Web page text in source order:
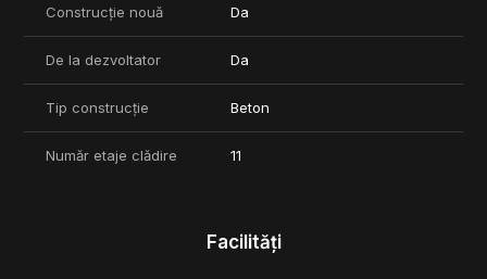
Construcție nouă Da
De la dezvoltator Da
Tip construcție Beton
Număr etaje clădire 11
Facilități